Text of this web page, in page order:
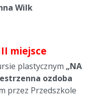
Wilk
miejsce
plastycznym „NA
ozdoba
przez Przedszkole